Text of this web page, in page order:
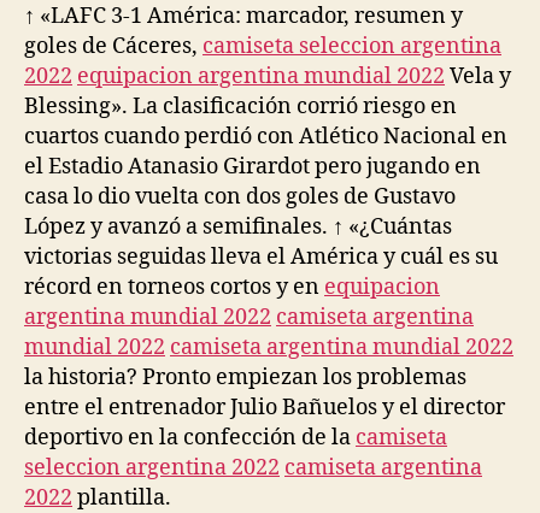
↑ «LAFC 3-1 América: marcador, resumen y
goles de Cáceres, camiseta seleccion argentina
2022 equipacion argentina mundial 2022 Vela y
Blessing». La clasificación corrió riesgo en
cuartos cuando perdió con Atlético Nacional en
el Estadio Atanasio Girardot pero jugando en
casa lo dio vuelta con dos goles de Gustavo
López y avanzó a semifinales. ↑ «¿Cuántas
victorias seguidas lleva el América y cuál es su
récord en torneos cortos y en equipacion
argentina mundial 2022 camiseta argentina
mundial 2022 camiseta argentina mundial 2022
la historia? Pronto empiezan los problemas
entre el entrenador Julio Bañuelos y el director
deportivo en la confección de la camiseta
seleccion argentina 2022 camiseta argentina
2022 plantilla.